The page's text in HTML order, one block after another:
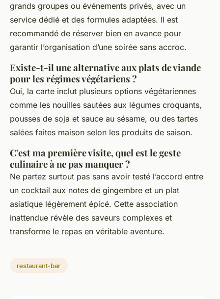
grands groupes ou événements privés, avec un
service dédié et des formules adaptées. Il est
recommandé de réserver bien en avance pour
garantir l’organisation d’une soirée sans accroc.
Existe-t-il une alternative aux plats de viande
pour les régimes végétariens ?
Oui, la carte inclut plusieurs options végétariennes
comme les nouilles sautées aux légumes croquants,
pousses de soja et sauce au sésame, ou des tartes
salées faites maison selon les produits de saison.
C'est ma première visite, quel est le geste
culinaire à ne pas manquer ?
Ne partez surtout pas sans avoir testé l’accord entre
un cocktail aux notes de gingembre et un plat
asiatique légèrement épicé. Cette association
inattendue révèle des saveurs complexes et
transforme le repas en véritable aventure.
restaurant-bar